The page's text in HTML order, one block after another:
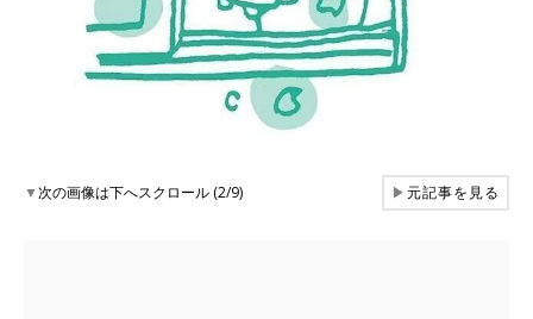
▼次の画像は下へスクロール (2/9) ▶元記事を見る